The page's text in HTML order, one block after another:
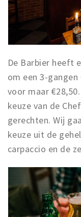
De Barbier heeft
om een 3-
voor maar
keuze van de
gerechten. Wij
keuze uit de
carpaccio en de